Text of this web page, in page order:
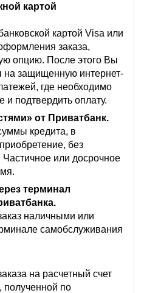
картой
картой Visa или
заказа,
опцию. После этого Вы
на защищенную интернет-
где необходимо
и подтвердить оплату.
от Приватбанк.
кредита, в
без
или досрочное
терминал
наличными или
самобслуживания
на расчетный счет
полученной по